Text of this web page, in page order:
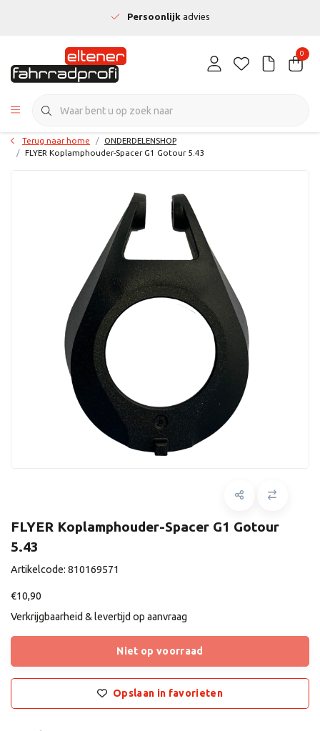
Persoonlijkadvies
0
Terug naar home
ONDERDELENSHOP
FLYER Koplamphouder-Spacer G1 Gotour 5.43
FLYER Koplamphouder-Spacer G1 Gotour
5.43
Artikelcode: 810169571
€10,90
Verkrijgbaarheid & levertijd op aanvraag
Niet op voorraad
Opslaan in favorieten